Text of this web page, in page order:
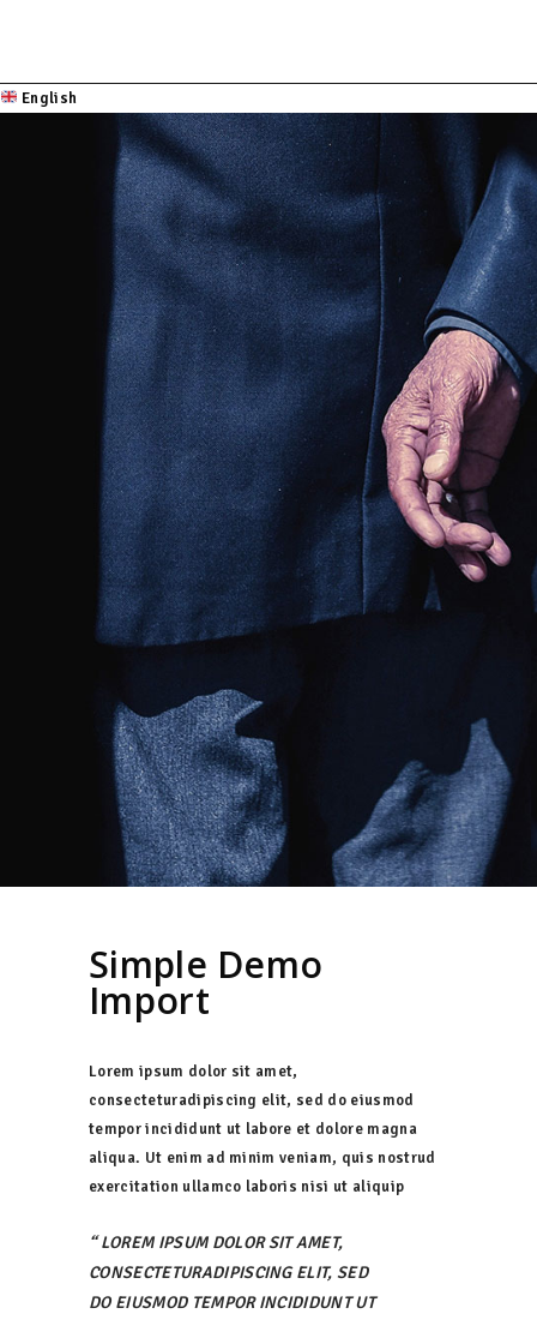
English
Simple Demo
Import
Lorem ipsum dolor sit amet,
consecteturadipiscing elit, sed do eiusmod
tempor incididunt ut labore et dolore magna
aliqua. Ut enim ad minim veniam, quis nostrud
exercitation ullamco laboris nisi ut aliquip
LOREM IPSUM DOLOR SIT AMET,
CONSECTETURADIPISCING ELIT, SED
DO EIUSMOD TEMPOR INCIDIDUNT UT